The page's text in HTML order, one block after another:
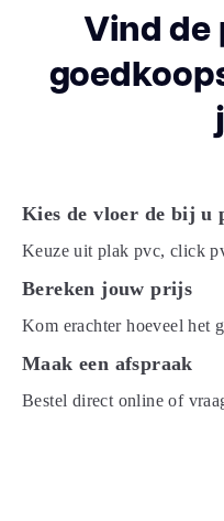
Garantie
Slijtlaag (mm)
Vloerverwarming
geschikt
Vind de
Kies de vloer de bij u
Keuze uit plak pvc, click
Bereken jouw prijs
Kom erachter hoeveel het
Maak een afspraak
Bestel direct online of